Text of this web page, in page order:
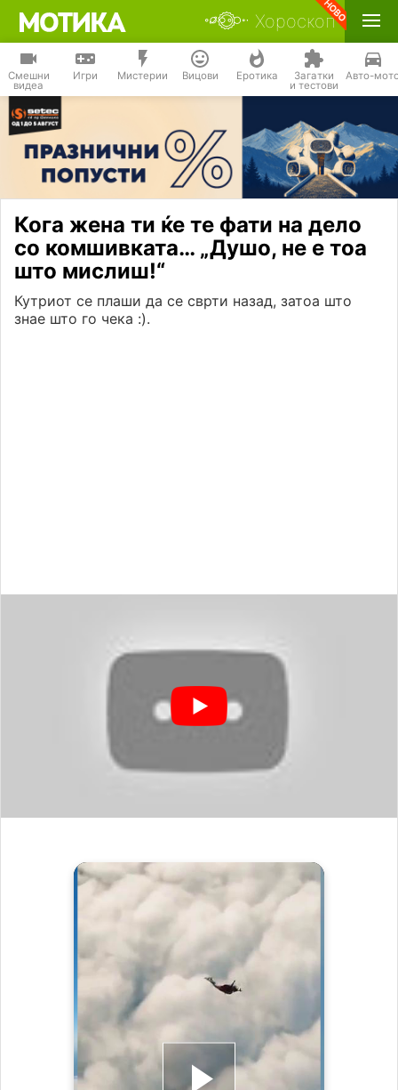
Хороскоп
Смешни
видеа
Игри Мистерии Вицови Еротика Загатки
и тестови
Авто-
Кога жена ти ќе те фати на дело
со комшивката… „Душо, не е тоа
што мислиш!“
Кутриот се плаши да се сврти назад, затоа што
знае што го чека :).